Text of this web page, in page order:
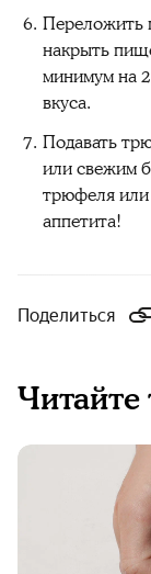
Переложить
накрыть
минимум на
вкуса.
Подавать
или свежим
трюфеля
аппетита!
Поделиться
Читайте